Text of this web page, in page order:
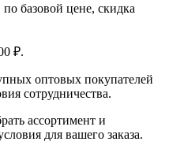
базовой цене, скидка
₽.
оптовых покупателей
сотрудничества.
ассортимент и
для вашего заказа.